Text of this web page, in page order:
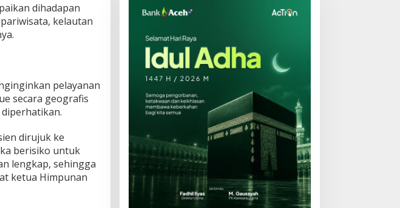
dihadapan
kelautan
pelayanan
secara geografis
dirujuk ke
berisiko untuk
lengkap, sehingga
ketua Himpunan